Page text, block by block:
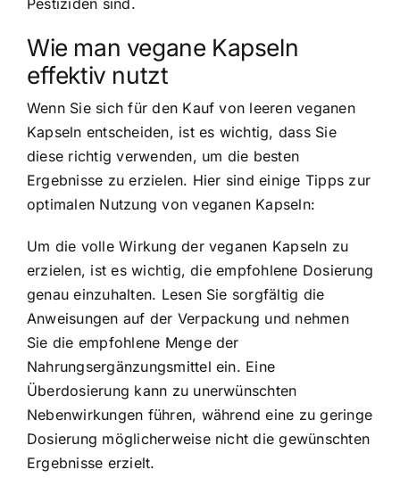
Pestiziden sind.
Wie man vegane Kapseln
effektiv nutzt
Wenn Sie sich für den Kauf von leeren veganen
Kapseln entscheiden, ist es wichtig, dass Sie
diese richtig verwenden, um die besten
Ergebnisse zu erzielen. Hier sind einige Tipps zur
optimalen Nutzung von veganen Kapseln:
Um die volle Wirkung der veganen Kapseln zu
erzielen, ist es wichtig, die empfohlene Dosierung
genau einzuhalten. Lesen Sie sorgfältig die
Anweisungen auf der Verpackung und nehmen
Sie die empfohlene Menge der
Nahrungsergänzungsmittel ein. Eine
Überdosierung kann zu unerwünschten
Nebenwirkungen führen, während eine zu geringe
Dosierung möglicherweise nicht die gewünschten
Ergebnisse erzielt.